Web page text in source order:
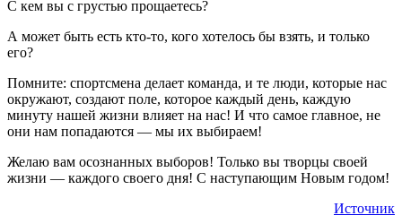
С кем вы с грустью прощаетесь?
А может быть есть кто-то, кого хотелось бы взять, и только
его?
Помните: спортсмена делает команда, и те люди, которые нас
окружают, создают поле, которое каждый день, каждую
минуту нашей жизни влияет на нас! И что самое главное, не
они нам попадаются — мы их выбираем!
Желаю вам осознанных выборов! Только вы творцы своей
жизни — каждого своего дня! С наступающим Новым годом!
Источник